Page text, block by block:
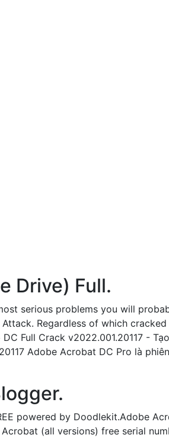
Drive) Full.
serious problems you will
Regardless of which cracked
Full Crack v2022.001.20117 -
Adobe Acrobat DC Pro là
powered by Doodlekit.Adobe
(all versions) free serial